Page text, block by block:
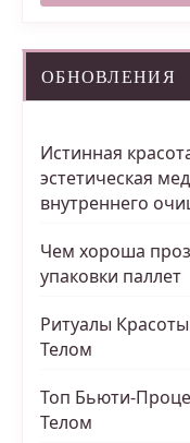
ОБНОВЛЕНИЯ
Истинная
эстетическая
внутреннего
Чем хороша
упаковки паллет
Ритуалы
Телом
Топ Бьюти-
Телом